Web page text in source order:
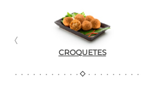
CROQUETES